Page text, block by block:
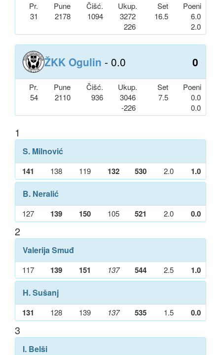
Pr. Pune Čišć. Ukup. Set
Poeni
31
2178 1094
3272
226
16.5
6.0
2.0
ŽKK Ogulin - 0.0 0
Pr. Pune Čišć. Ukup. Set
Poeni
54
2110 936
3046
-226
7.5
0.0
0.0
1
S. Milnović
141 138 119 132 530 2.0 1.0
B. Neralić
127 139 150 105 521 2.0 0.0
2
Valerija Smuđ
117 139 151 137 544 2.5 1.0
H. Sušanj
131 128 139 137 535 1.5 0.0
3
I. Belši